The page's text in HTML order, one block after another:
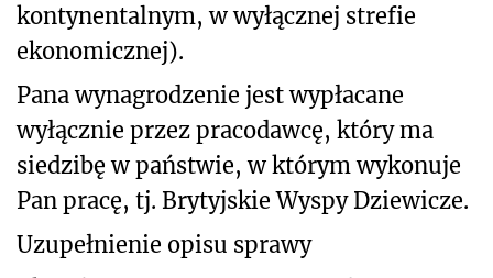
kontynentalnym, w wyłącznej strefie
ekonomicznej).
Pana wynagrodzenie jest wypłacane
wyłącznie przez pracodawcę, który ma
siedzibę w państwie, w którym wykonuje
Pan pracę, tj. Brytyjskie Wyspy Dziewicze.
Uzupełnienie opisu sprawy